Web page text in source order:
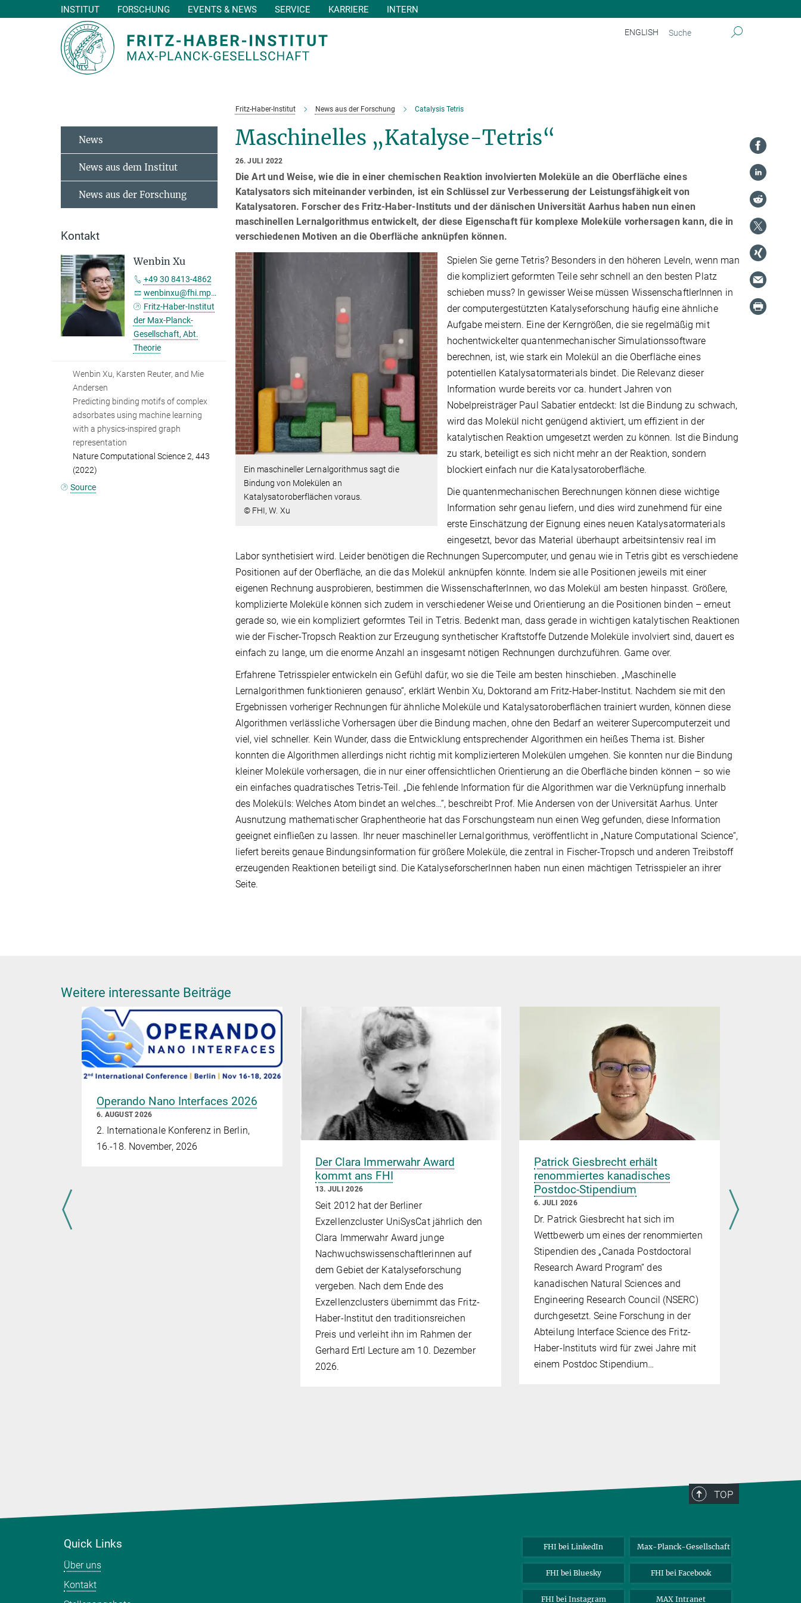
ENGLISH
INSTITUT FORSCHUNG EVENTS & NEWS SERVICE KARRIERE INTERN
Fritz-Haber-Institut News aus der Forschung Catalysis Tetris
Maschinelles „Katalyse-Tetris“
26. JULI 2022
Die Art und Weise, wie die in einer chemischen Reaktion involvierten Moleküle an die Oberfläche eines
Katalysators sich miteinander verbinden, ist ein Schlüssel zur Verbesserung der Leistungsfähigkeit von
Katalysatoren. Forscher des Fritz-Haber-Instituts und der dänischen Universität Aarhus haben nun einen
maschinellen Lernalgorithmus entwickelt, der diese Eigenschaft für komplexe Moleküle vorhersagen kann, die in
verschiedenen Motiven an die Oberfläche anknüpfen können.
Ein maschineller Lernalgorithmus sagt die
Bindung von Molekülen an
Katalysatoroberflächen voraus.
© FHI, W. Xu
Spielen Sie gerne Tetris? Besonders in den höheren Leveln, wenn man
die kompliziert geformten Teile sehr schnell an den besten Platz
schieben muss? In gewisser Weise müssen WissenschaftlerInnen in
der computergestützten Katalyseforschung häufig eine ähnliche
Aufgabe meistern. Eine der Kerngrößen, die sie regelmäßig mit
hochentwickelter quantenmechanischer Simulationssoftware
berechnen, ist, wie stark ein Molekül an die Oberfläche eines
potentiellen Katalysatormaterials bindet. Die Relevanz dieser
Information wurde bereits vor ca. hundert Jahren von
Nobelpreisträger Paul Sabatier entdeckt: Ist die Bindung zu schwach,
wird das Molekül nicht genügend aktiviert, um effizient in der
katalytischen Reaktion umgesetzt werden zu können. Ist die Bindung
zu stark, beteiligt es sich nicht mehr an der Reaktion, sondern
blockiert einfach nur die Katalysatoroberfläche.
Die quantenmechanischen Berechnungen können diese wichtige
Information sehr genau liefern, und dies wird zunehmend für eine
erste Einschätzung der Eignung eines neuen Katalysatormaterials
eingesetzt, bevor das Material überhaupt arbeitsintensiv real im
Labor synthetisiert wird. Leider benötigen die Rechnungen Supercomputer, und genau wie in Tetris gibt es verschiedene
Positionen auf der Oberfläche, an die das Molekül anknüpfen könnte. Indem sie alle Positionen jeweils mit einer
eigenen Rechnung ausprobieren, bestimmen die WissenschafterInnen, wo das Molekül am besten hinpasst. Größere,
komplizierte Moleküle können sich zudem in verschiedener Weise und Orientierung an die Positionen binden – erneut
gerade so, wie ein kompliziert geformtes Teil in Tetris. Bedenkt man, dass gerade in wichtigen katalytischen Reaktionen
wie der Fischer-Tropsch Reaktion zur Erzeugung synthetischer Kraftstoffe Dutzende Moleküle involviert sind, dauert es
einfach zu lange, um die enorme Anzahl an insgesamt nötigen Rechnungen durchzuführen. Game over.
Erfahrene Tetrisspieler entwickeln ein Gefühl dafür, wo sie die Teile am besten hinschieben. „Maschinelle
Lernalgorithmen funktionieren genauso“, erklärt Wenbin Xu, Doktorand am Fritz-Haber-Institut. Nachdem sie mit den
Ergebnissen vorheriger Rechnungen für ähnliche Moleküle und Katalysatoroberflächen trainiert wurden, können diese
Algorithmen verlässliche Vorhersagen über die Bindung machen, ohne den Bedarf an weiterer Supercomputerzeit und
viel, viel schneller. Kein Wunder, dass die Entwicklung entsprechender Algorithmen ein heißes Thema ist. Bisher
konnten die Algorithmen allerdings nicht richtig mit komplizierteren Molekülen umgehen. Sie konnten nur die Bindung
kleiner Moleküle vorhersagen, die in nur einer offensichtlichen Orientierung an die Oberfläche binden können – so wie
ein einfaches quadratisches Tetris-Teil. „Die fehlende Information für die Algorithmen war die Verknüpfung innerhalb
des Moleküls: Welches Atom bindet an welches…“, beschreibt Prof. Mie Andersen von der Universität Aarhus. Unter
Ausnutzung mathematischer Graphentheorie hat das Forschungsteam nun einen Weg gefunden, diese Information
geeignet einfließen zu lassen. Ihr neuer maschineller Lernalgorithmus, veröffentlicht in „Nature Computational Science“,
liefert bereits genaue Bindungsinformation für größere Moleküle, die zentral in Fischer-Tropsch und anderen Treibstoff
erzeugenden Reaktionen beteiligt sind. Die KatalyseforscherInnen haben nun einen mächtigen Tetrisspieler an ihrer
Seite.
News
News aus dem Institut
News aus der Forschung
Kontakt
Wenbin Xu
+49 30 8413-4862
wenbinxu@fhi.mpg.de
Fritz-Haber-Institut
der Max-Planck-
Gesellschaft, Abt.
Theorie
Wenbin Xu, Karsten Reuter, and Mie
Andersen
Predicting binding motifs of complex
adsorbates using machine learning
with a physics-inspired graph
representation
Nature Computational Science 2, 443
(2022)
Source
Weitere interessante Beiträge
Operando Nano Interfaces 2026
6. AUGUST 2026
2. Internationale Konferenz in Berlin,
16.-18. November, 2026
Der Clara Immerwahr Award
kommt ans FHI
13. JULI 2026
Seit 2012 hat der Berliner
Exzellenzcluster UniSysCat jährlich den
Clara Immerwahr Award junge
Nachwuchswissenschaftlerinnen auf
dem Gebiet der Katalyseforschung
vergeben. Nach dem Ende des
Exzellenzclusters übernimmt das Fritz-
Haber-Institut den traditionsreichen
Preis und verleiht ihn im Rahmen der
Gerhard Ertl Lecture am 10. Dezember
2026.
Patrick Giesbrecht erhält
renommiertes kanadisches
Postdoc-Stipendium
6. JULI 2026
Dr. Patrick Giesbrecht hat sich im
Wettbewerb um eines der renommierten
Stipendien des „Canada Postdoctoral
Research Award Program“ des
kanadischen Natural Sciences and
Engineering Research Council (NSERC)
durchgesetzt. Seine Forschung in der
Abteilung Interface Science des Fritz-
Haber-Instituts wird für zwei Jahre mit
einem Postdoc Stipendium…
TOP
Quick Links
Über uns
Kontakt
FHI bei LinkedIn Max-Planck-Gesellschaft
FHI bei Bluesky FHI bei Facebook
FHI bei Instagram MAX Intranet